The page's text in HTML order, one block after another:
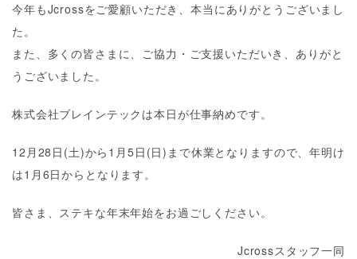
今年もJcrossをご愛顧いただき、本当にありがとうございまし
た。
また、多くの皆さまに、ご協力・ご支援いただいき、ありがと
うございました。
株式会社ブレインテックは本日が仕事納めです。
12月28日(土)から1月5日(日)まで休業となりますので、年明け
は1月6日からとなります。
皆さま、ステキな年末年始をお過ごしください。
Jcrossスタッフ一同